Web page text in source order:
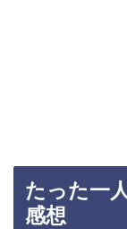
たった一
感想